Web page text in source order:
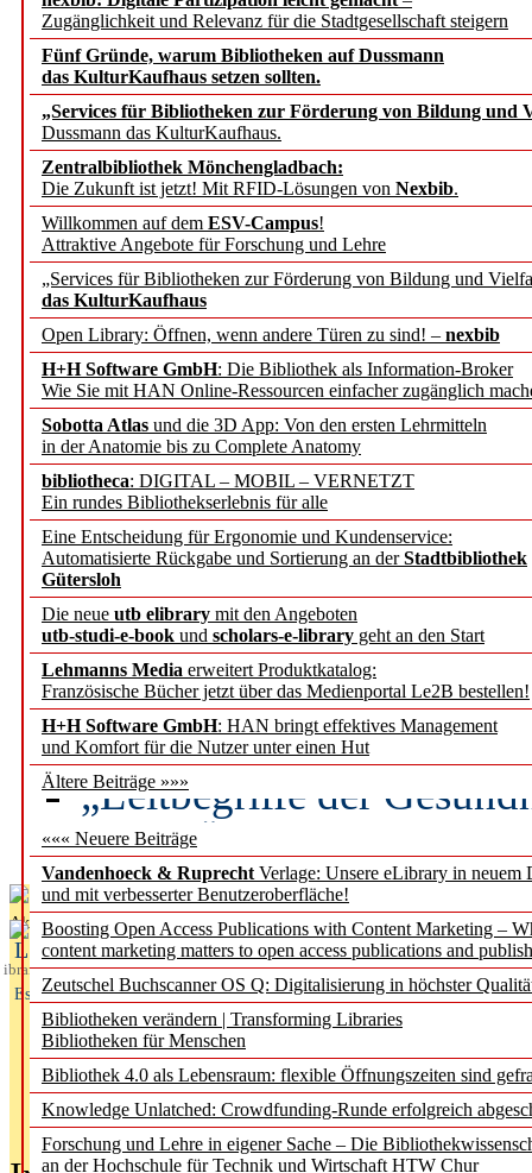
Zugänglichkeit und Relevanz für die Stadtgesellschaft steigern
Fünf Gründe, warum Bibliotheken auf Dussmann
das KulturKaufhaus setzen sollten.
„Services für Bibliotheken zur Förderung von Bildung und
Dussmann das KulturKaufhaus.
Zentralbibliothek Mönchengladbach:
Die Zukunft ist jetzt! Mit RFID-Lösungen von Nexbib.
Willkommen auf dem ESV-Campus!
Attraktive Angebote für Forschung und Lehre
„Services für Bibliotheken zur Förderung von Bildung und
das KulturKaufhaus
Open Library: Öffnen, wenn andere Türen zu sind! – nexbib
H+H Software GmbH: Die Bibliothek als Information-Broker
Wie Sie mit HAN Online-Ressourcen einfacher zugänglich
Sobotta Atlas und die 3D App: Von den ersten Lehrmitteln
in der Anatomie bis zu Complete Anatomy
bibliotheca: DIGITAL – MOBIL – VERNETZT
Ein rundes Bibliothekserlebnis für alle
Eine Entscheidung für Ergonomie und Kundenservice:
Automatisierte Rückgabe und Sortierung an derStadtbibliothek
Gütersloh
Die neue utb elibrary mit den Angeboten
utb-studi-e-book und scholars-e-library geht an den Start
Lehmanns Media erweitert Produktkatalog:
Französische Bücher jetzt über das Medienportal Le2B bestellen!
H+H Software GmbH: HAN bringt effektives Management
und Komfort für die Nutzer unter einen Hut
Ältere Beiträge »»»
««« Neuere Beiträge
Vandenhoeck & Ruprecht Verlage: Unsere eLibrary in neuem
und mit verbesserter Benutzeroberfläche!
Boosting Open Access Publications with Content Marketing –
content marketing matters to open access publications and
Zeutschel Buchscanner OS Q: Digitalisierung in höchster
Bibliotheken verändern | Transforming Libraries
Bibliotheken für Menschen
Bibliothek 4.0 als Lebensraum: flexible Öffnungszeiten sind
Knowledge Unlatched: Crowdfunding-Runde erfolgreich
Forschung und Lehre in eigener Sache – Die
an der Hochschule für Technik und Wirtschaft HTW Chur
Erfolgreiches erstes
Segment Research –
angepasst
konstruktiv!
Mohr Siebeck
und die Zeitschrift für
Francke Attempto
EBSCO Information
Recherchefunktionen in
Sorbisches Institut neu
Geschichte und
Künstliche Intelligenz
besser zu verstehen
„Leitbegriffe der
des BIÖG erscheinen
Aktuelles aus
L
ibrary
Essentials